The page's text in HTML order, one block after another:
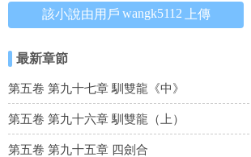
該小說由用戶 wangk5112 上傳
最新章節
第五卷 第九十七章 馴雙龍《中》
第五卷 第九十六章 馴雙龍（上）
第五卷 第九十五章 四劍合